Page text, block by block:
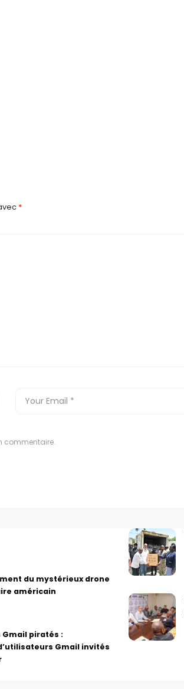
*
commentaire.
du mystérieux drone
américain
Gmail piratés :
Gmail invités